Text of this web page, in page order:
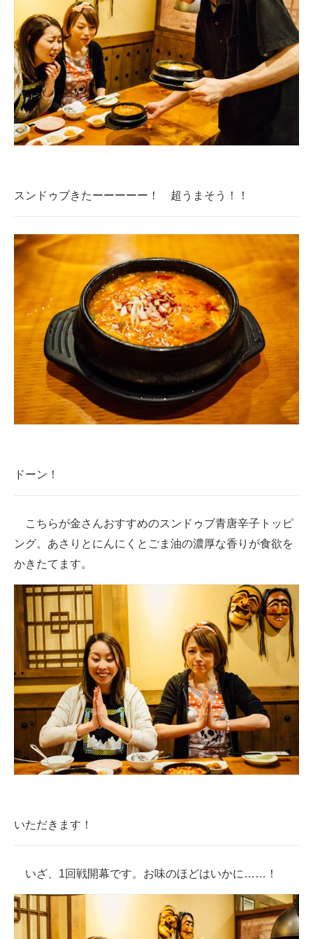
スンドゥブきたーーーーー！ 超うまそう！！
ドーン！
こちらが金さんおすすめのスンドゥブ青唐辛子トッピ
ング。あさりとにんにくとごま油の濃厚な香りが食欲を
かきたてます。
いただきます！
いざ、1回戦開幕です。お味のほどはいかに……！